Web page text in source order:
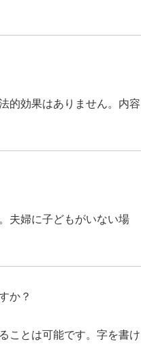
的効果はありません。内容
夫婦に子どもがいない場
か？
ことは可能です。字を書け